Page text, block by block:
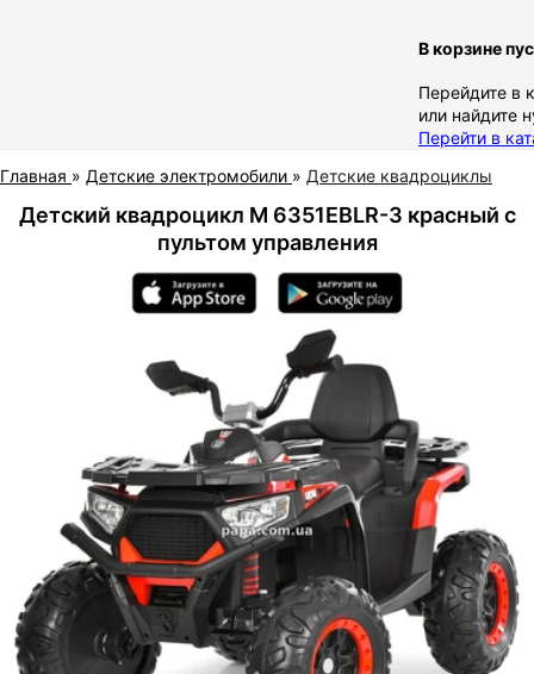
В корзине
Перейдите в
или найдите
Перейти в
Главная » Детские электромобили » Детские квадроциклы
Детский квадроцикл M 6351EBLR-3 красный с
пультом управления